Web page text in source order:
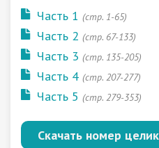
Часть 1 (стр. 1-65)
Часть 2 (стр. 67-133)
Часть 3 (стр. 135-205)
Часть 4 (стр. 207-277)
Часть 5 (стр. 279-353)
Скачать номер